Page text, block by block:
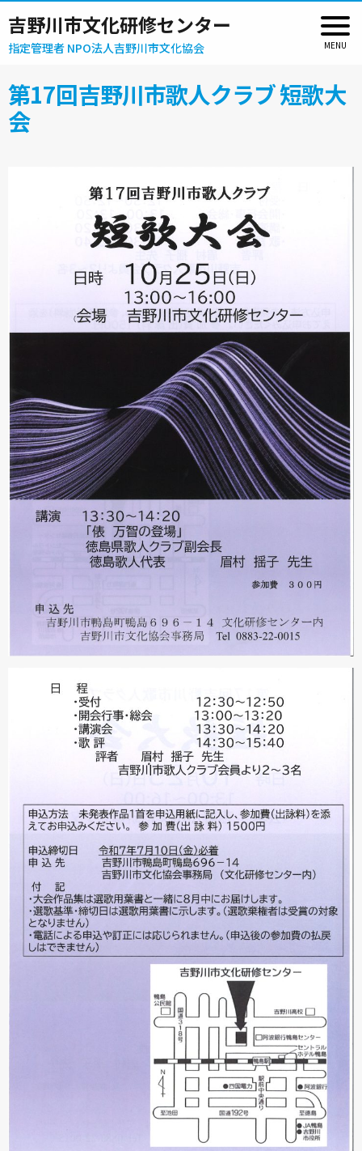
吉野川市文化研修センター
指定管理者 NPO法人吉野川市文化協会
第17回吉野川市歌人クラブ 短歌大
会